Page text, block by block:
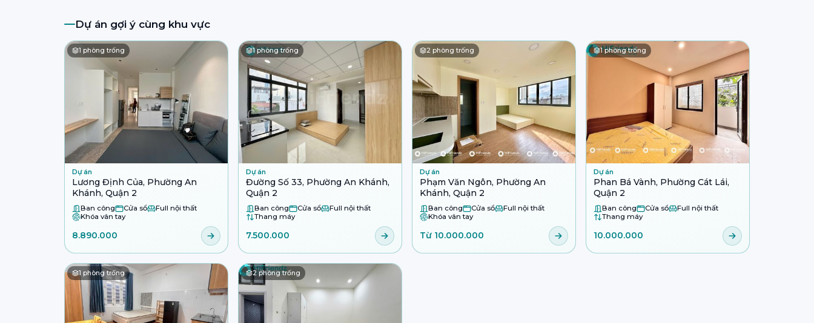
Dự án gợi ý cùng khu vực
1 phòng trống
Dự án
Lương Định Của, Phường An
Khánh, Quận 2
Ban công Cửa sổ
Full nội thất
Khóa vân tay
8.890.000
1phòng trống
Dự án
Đường Số 33, Phường An Khánh,
Quận 2
Ban công Cửa sổ
Full nội thất
Thang máy
7.500.000
2 phòng trống
Dự án
Phạm Văn Ngôn, Phường An
Khánh, Quận 2
Ban công Cửa sổ
Full nội thất
Khóa vân tay
Từ 10.000.000
1phòng trống
Dự án
Phan Bá Vành, Phường Cát Lái,
Quận 2
Ban công Cửa sổ
Full nội thất
Thang máy
10.000.000
1 phòng trống 2phòng trống